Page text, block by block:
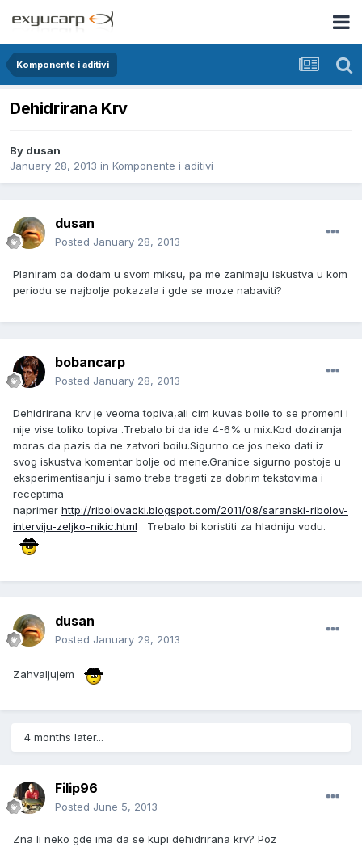
Komponente i aditivi
Dehidrirana Krv
By dusan
January 28, 2013 in Komponente i aditivi
dusan
Posted January 28, 2013
Planiram da dodam u svom miksu, pa me zanimaju iskustva u kom
periodu se najbolje pokazala i gde se moze nabaviti?
bobancarp
Posted January 28, 2013
Dehidrirana krv je veoma topiva,ali cim kuvas boile to se promeni i
nije vise toliko topiva .Trebalo bi da ide 4-6% u mix.Kod doziranja
moras da pazis da ne zatvori boilu.Sigurno ce jos neko dati iz
svog iskustva komentar bolje od mene.Granice sigurno postoje u
eksperimentisanju i samo treba tragati za dobrim tekstovima i
receptima
naprimer http://ribolovacki.blogspot.com/2011/08/saranski-ribolov-
interviju-zeljko-nikic.html Trebalo bi koristiti za hladniju vodu.
dusan
Posted January 29, 2013
Zahvaljujem
4 months later...
Filip96
Posted June 5, 2013
Zna li neko gde ima da se kupi dehidrirana krv? Poz